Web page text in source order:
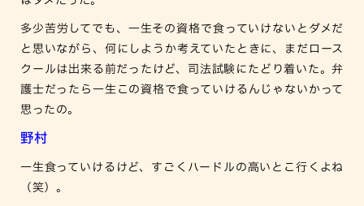
多少苦労してでも、一生その資格で食っていけないとダメだ
と思いながら、何にしようか考えていたときに、まだロース
クールは出来る前だったけど、司法試験にたどり着いた。弁
護士だったら一生この資格で食っていけるんじゃないかって
思ったの。
野村
一生食っていけるけど、すごくハードルの高いとこ行くよね
（笑）。